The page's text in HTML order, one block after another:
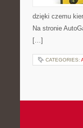
dzięki czemu
Na stronie
[…]
CATEGORIES: